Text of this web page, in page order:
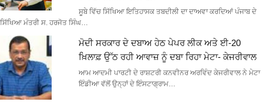
ਸੂਬੇ ਵਿੱਚ ਸਿੱਖਿਆ ਇਤਿਹਾਸਕ ਤਬਦੀਲੀ ਦਾ ਦਾਅਵਾ ਕਰਦਿਆਂ ਪੰਜਾਬ ਦੇ
ਸਿੱਖਿਆ ਮੰਤਰੀ ਸ. ਹਰਜੋਤ ਸਿੰਘ…
ਮੋਦੀ ਸਰਕਾਰ ਦੇ ਦਬਾਅ ਹੇਠ ਪੇਪਰ ਲੀਕ ਅਤੇ ਈ-20
ਖ਼ਿਲਾਫ਼ ਉੱਠ ਰਹੀ ਆਵਾਜ਼ ਨੂੰ ਦਬਾ ਰਿਹਾ ਮੇਟਾ- ਕੇਜਰੀਵਾਲ
ਆਮ ਆਦਮੀ ਪਾਰਟੀ ਦੇ ਰਾਸ਼ਟਰੀ ਕਨਵੀਨਰ ਅਰਵਿੰਦ ਕੇਜਰੀਵਾਲ ਨੇ ਮੇਟਾ
ਇੰਡੀਆ ਵੱਲੋਂ ਉਨ੍ਹਾਂ ਦੇ ਇੰਸਟਾਗ੍ਰਾਮ…